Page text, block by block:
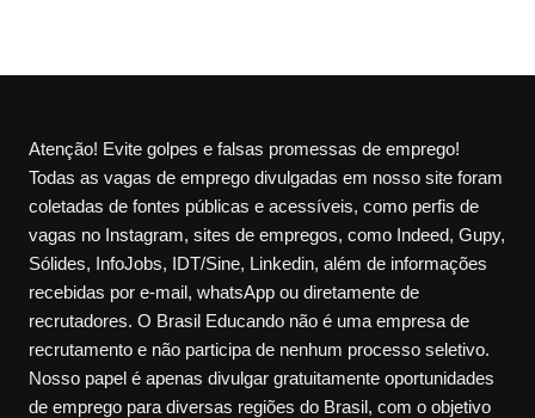
Atenção! Evite golpes e falsas promessas de emprego!
Todas as vagas de emprego divulgadas em nosso site foram
coletadas de fontes públicas e acessíveis, como perfis de
vagas no Instagram, sites de empregos, como Indeed, Gupy,
Sólides, InfoJobs, IDT/Sine, Linkedin, além de informações
recebidas por e-mail, whatsApp ou diretamente de
recrutadores. O Brasil Educando não é uma empresa de
recrutamento e não participa de nenhum processo seletivo.
Nosso papel é apenas divulgar gratuitamente oportunidades
de emprego para diversas regiões do Brasil, com o objetivo